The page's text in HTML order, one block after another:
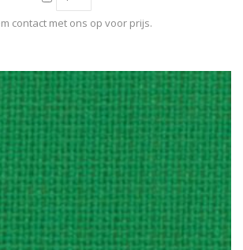
contact met ons op voor prijs.